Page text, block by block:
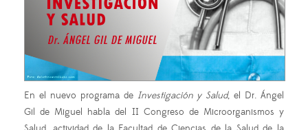
En el nuevo programa de Investigación y Salud, el Dr. Ángel
Gil de Miguel habla del II Congreso de Microorganismos y